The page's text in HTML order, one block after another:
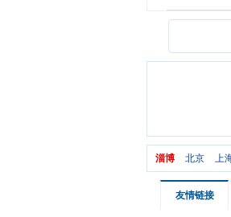
淄博 北京 上
友情链接